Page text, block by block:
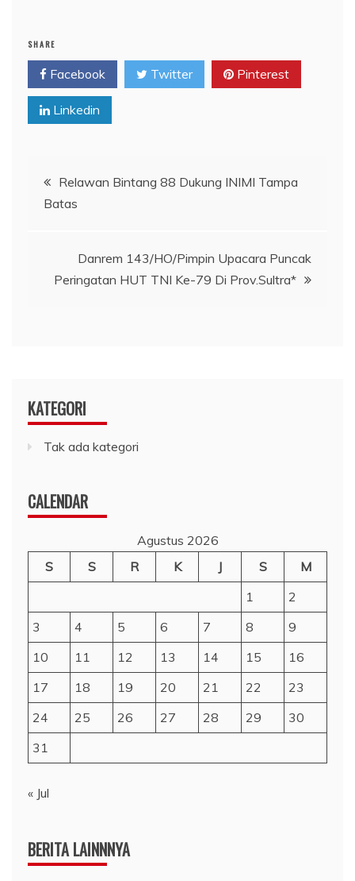
SHARE
Facebook Twitter Pinterest
Linkedin
Navigasi
pos
Relawan Bintang 88 Dukung INIMI Tampa
Batas
Danrem 143/HO/Pimpin Upacara Puncak
Peringatan HUT TNI Ke-79 Di Prov.Sultra*
KATEGORI
Tak ada kategori
CALENDAR
Agustus 2026
S
S R K J S
M
1
2
3
4 5 6 7 8
9
10
11 12 13 14 15
16
17
18 19 20 21 22
23
24
25 26 27 28 29
30
31
« Jul
BERITA LAINNNYA